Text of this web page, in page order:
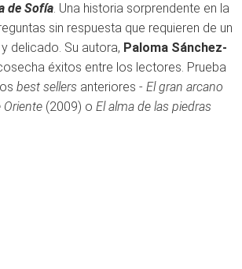
de Sofía. Una historia sorprendente en la
sin respuesta que requieren de un
delicado. Su autora, Paloma Sánchez-
éxitos entre los lectores. Prueba
best sellers anteriores - El gran arcano
Oriente (2009) o El alma de las piedras